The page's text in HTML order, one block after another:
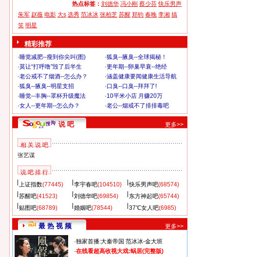
热点标签： 刘德华 冯小刚 蔡少芬 快乐男声
朱军 赵薇 电影 大s 选秀 范冰冰 张柏芝 苏醒 郑钧 春晚 李湘 搞
笑 明星
精彩推荐
·睡觉减肥--瘦到你尖叫(图) ·狐臭--腋臭--全球揭秘！
·莫让“打呼噜”毁了后半生 ·更年期--卵巢早衰--绝经
·老公戒不了烟酒--怎么办？ ·涵盖健康要闻健康生活导航
·狐臭--腋臭--明星支招 ·口臭--口臭--拜拜了!
·睡觉--丰胸--罩杯升级魔法 ·10平米小店 月赚20万
·女人--更年期--怎么办？ ·老公--烟戒不了排排毒吧
说 吧 更多>>
相 关 说 吧
张艺谋
说 吧 排 行
上证指数(77445) 李宇春吧(104510) 快乐男声吧(68574)
苏醒吧(41523) 刘德华吧(69854) 东方神起吧(65744)
贴图吧(68789) 婚姻吧(78544) 37℃女人吧(6985)
最 热 视 频 更多>>
·独家首播:大秦帝国 范冰冰-金大班
·在线看超高收视大戏:蜗居(完整版)